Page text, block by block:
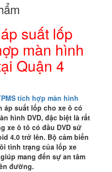
suất lốp
màn hình
Quận 4
tích hợp màn hình
áp suất lốp cho xe ô có
hình DVD, đặc biệt là rất
xe ô tô có đầu DVD sử
4.0 trở lên. Bộ cảm biến
tình trạng của lốp xe
mang đến sự an tâm
đường.